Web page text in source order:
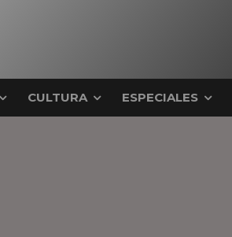
CULTURA ESPECIALES